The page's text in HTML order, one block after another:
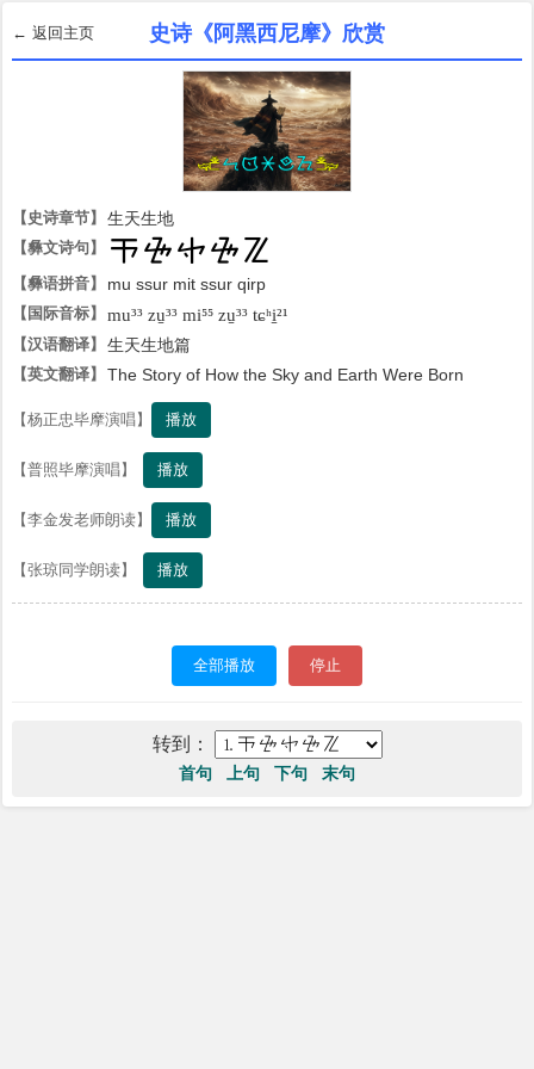
← 返回主页 史诗《阿黑西尼摩》欣赏
【史诗章节】 生天生地
【彝文诗句】 
【彝语拼音】 mu ssur mit ssur qirp
【国际音标】 mu³³ zu̠³³ mi⁵⁵ zu̠³³ tɕʰi̠²¹
【汉语翻译】 生天生地篇
【英文翻译】 The Story of How the Sky and Earth Were Born
【杨正忠毕摩演唱】 播放
【普照毕摩演唱】 播放
【李金发老师朗读】 播放
【张琼同学朗读】 播放
全部播放 停止
转到：
首句 上句 下句 末句